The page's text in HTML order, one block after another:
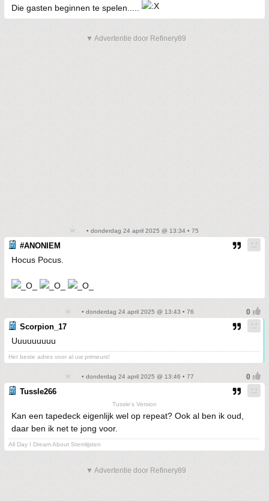
Die gasten beginnen te spelen.....
▼ Advertentie door Refinery89
• donderdag 24 april 2025 @ 13:34 • 75
#ANONIEM
Hocus Pocus.
• donderdag 24 april 2025 @ 13:43 • 76
Scorpion_17
Uuuuuuuuu
Het beste adres voor al uw primeurs!
• donderdag 24 april 2025 @ 13:46 • 77
Tussle266
Tussle's Version
Kan een tapedeck eigenlijk wel op repeat? Ook al ben ik oud,
daar ben ik net te jong voor.
All Day I Dream About Stemlijsten
▼ Advertentie door Refinery89